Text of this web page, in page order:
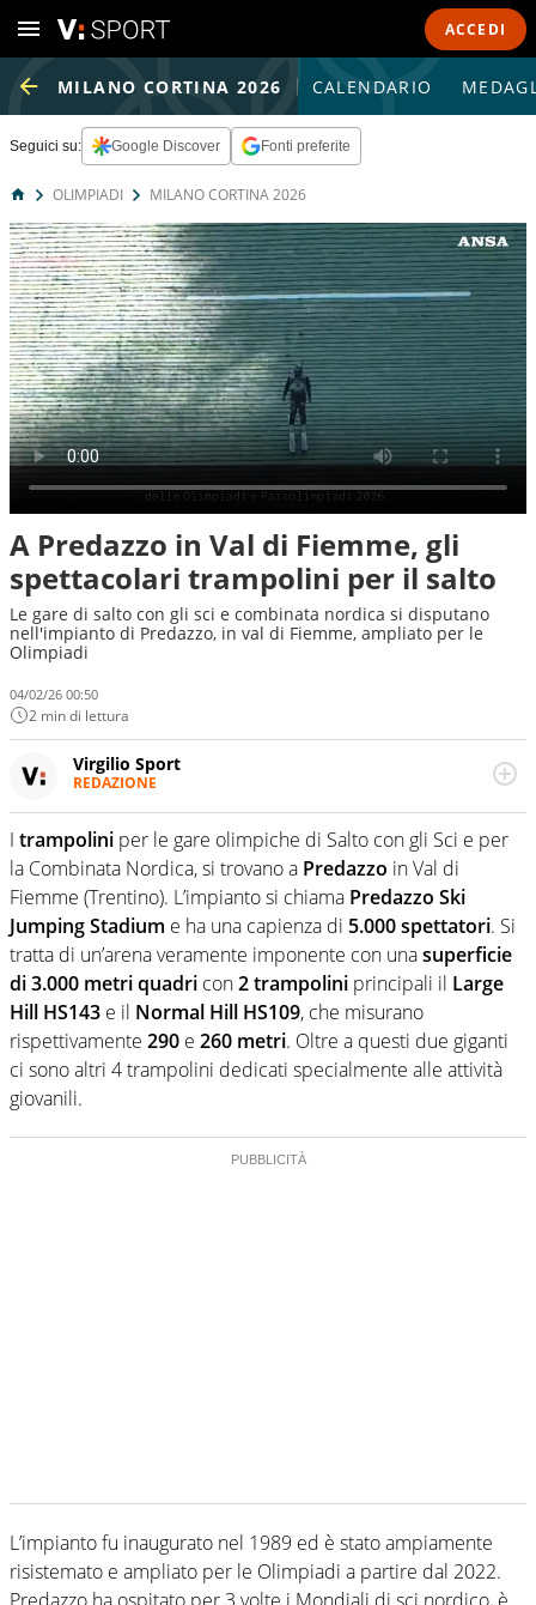
ACCEDI
MILANO CORTINA 2026 CALENDARIO
Seguici su: Google Discover Fonti preferite
OLIMPIADI MILANO CORTINA 2026
A Predazzo in Val di Fiemme, gli
spettacolari trampolini per il salto
Le gare di salto con gli sci e combinata nordica si disputano
nell'impianto di Predazzo, in val di Fiemme, ampliato per le
Olimpiadi
04/02/26 00:50
2 min di lettura
Virgilio Sport
REDAZIONE
appassionato su tutto il mondo dello sport. Calcio,
calciomercato, F1, Motomondiale ma anche tennis,
volley, basket: su Virgilio Sport i tifosi e gli appassionati
sanno che troveranno sempre copertura completa e
zero faziosità. La squadra di Virgilio Sport è formata da
giornalisti ed esperti di sport abili sia nel gioco di
rimessa quando intercettano le notizie e le rilanciano
verso la rete, sia nella costruzione dal basso quando
creano contenuti 100% originali ed esclusivi.
I trampolini per le gare olimpiche di Salto con gli Sci e per
la Combinata Nordica, si trovano a Predazzo in Val di
Fiemme (Trentino). L’impianto si chiama Predazzo Ski
Jumping Stadium e ha una capienza di 5.000 spettatori. Si
tratta di un’arena veramente imponente con unasuperficie
di 3.000 metri quadri con2 trampolini principali il Large
Hill HS143 e il Normal Hill HS109, che misurano
rispettivamente 290 e 260 metri. Oltre a questi due giganti
ci sono altri 4 trampolini dedicati specialmente alle attività
giovanili.
L’impianto fu inaugurato nel 1989 ed è stato ampiamente
risistemato e ampliato per le Olimpiadi a partire dal 2022.